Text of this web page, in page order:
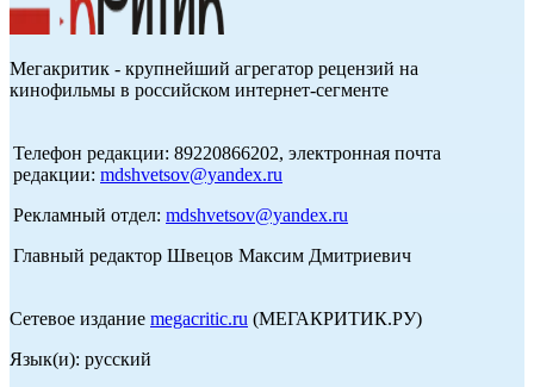
Мегакритик - крупнейший агрегатор рецензий на
кинофильмы в российском интернет-сегменте
Телефон редакции: 89220866202, электронная почта
редакции: mdshvetsov@yandex.ru
Рекламный отдел: mdshvetsov@yandex.ru
Главный редактор Швецов Максим Дмитриевич
Сетевое издание megacritic.ru (МЕГАКРИТИК.РУ)
Язык(и): русский